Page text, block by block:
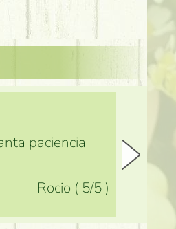
paciencia
Rocio ( 5/5 )